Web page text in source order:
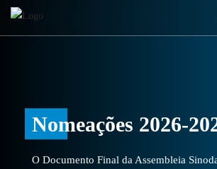
Nomeações 2026-
O Documento Final da Assembleia